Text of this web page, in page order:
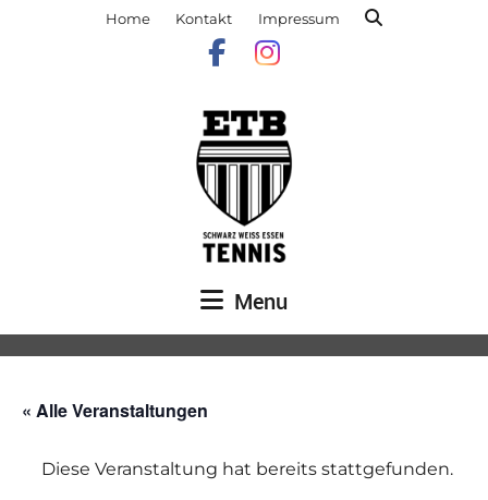
Home Kontakt Impressum
Menu
« Alle Veranstaltungen
Diese Veranstaltung hat bereits stattgefunden.